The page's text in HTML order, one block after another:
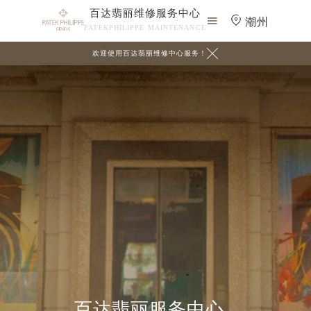
百达翡丽维修服务中心
PATEKPHILIPPE MAINTENANCE
 潮州
欢迎使用百达翡丽维修中心服务！ 